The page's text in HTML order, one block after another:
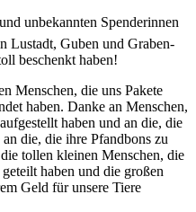
unbekannten Spenderinnen
Lustadt, Guben und Graben-
beschenkt haben!
Menschen, die uns Pakete
haben. Danke an Menschen,
haben und an die, die
die, die ihre Pfandbons zu
tollen kleinen Menschen, die
haben und die großen
Geld für unsere Tiere